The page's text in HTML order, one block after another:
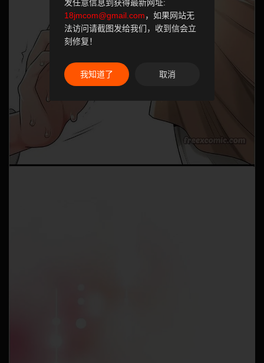
发任意信息到获得最新网址:
18jmcom@gmail.com，如果网站无
法访问请截图发给我们，收到信会立
刻修复！
我知道了 取消